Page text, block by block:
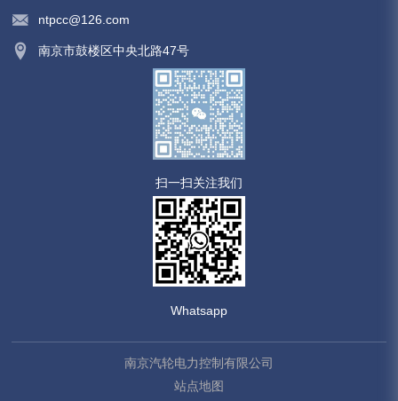
ntpcc@126.com
南京市鼓楼区中央北路47号
扫一扫关注我们
Whatsapp
南京汽轮电力控制有限公司
站点地图